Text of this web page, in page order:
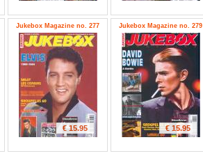
Jukebox Magazine no. 277
€ 15.95
Jukebox Magazine no. 279
€ 15.95